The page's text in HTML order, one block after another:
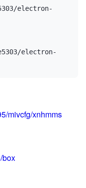
electron-
electron-
mivcfg/xnhmms
box